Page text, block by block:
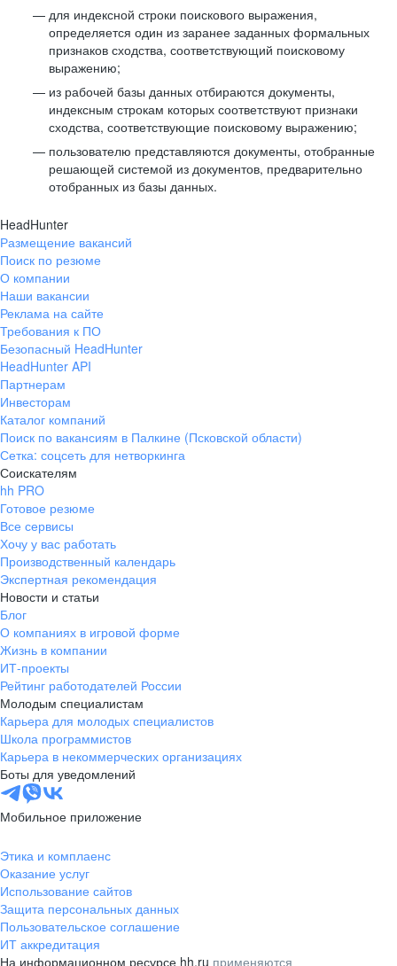
для индексной строки поискового выражения,
определяется один из заранее заданных формальных
признаков сходства, соответствующий поисковому
выражению;
из рабочей базы данных отбираются документы,
индексным строкам которых соответствуют признаки
сходства, соответствующие поисковому выражению;
пользователю представляются документы, отобранные
решающей системой из документов, предварительно
отобранных из базы данных.
HeadHunter
Размещение вакансий
Поиск по резюме
О компании
Наши вакансии
Реклама на сайте
Требования к ПО
Безопасный HeadHunter
HeadHunter API
Партнерам
Инвесторам
Каталог компаний
Поиск по вакансиям в Палкине (Псковской области)
Сетка: соцсеть для нетворкинга
Соискателям
hh PRO
Готовое резюме
Все сервисы
Хочу у вас работать
Производственный календарь
Экспертная рекомендация
Новости и статьи
Блог
О компаниях в игровой форме
Жизнь в компании
ИТ-проекты
Рейтинг работодателей России
Молодым специалистам
Карьера для молодых специалистов
Школа программистов
Карьера в некоммерческих организациях
Боты для уведомлений
Мобильное приложение
Этика и комплаенс
Оказание услуг
Использование сайтов
Защита персональных данных
Пользовательское соглашение
ИТ аккредитация
На информационном ресурсе hh.ru применяются